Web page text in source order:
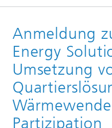
Veranstaltungen
New Energy Solutions
Anmeldung
Energy
Umsetzung
Partizipation